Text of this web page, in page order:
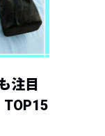
注目
TOP15